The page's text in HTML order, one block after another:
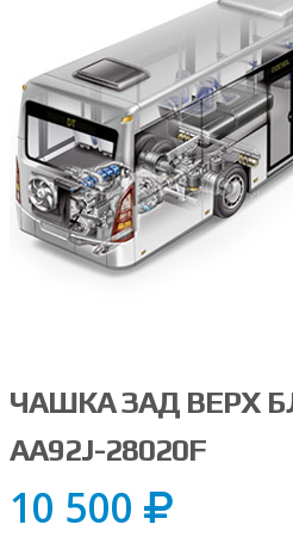
ЧАШКА ЗАД ВЕРХ
AA92J-28020F
10 500